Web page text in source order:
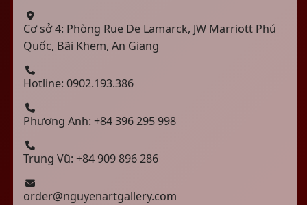
Cơ sở 4: Phòng Rue De Lamarck, JW Marriott Phú
Quốc, Bãi Khem, An Giang
Hotline: 0902.193.386
Phương Anh: +84 396 295 998
Trung Vũ: +84 909 896 286
order@nguyenartgallery.com